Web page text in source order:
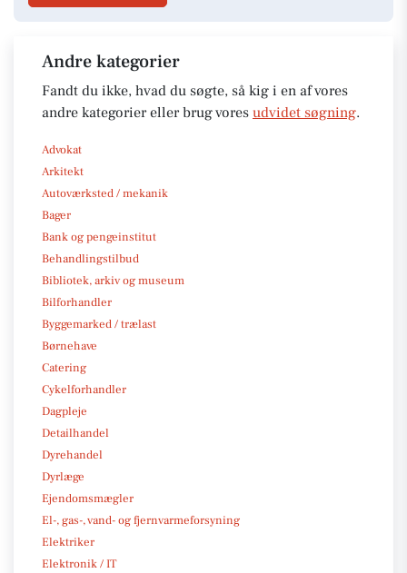
Andre kategorier
Fandt du ikke, hvad du søgte, så kig i en af vores
andre kategorier eller brug vores udvidet søgning.
Advokat
Arkitekt
Autoværksted / mekanik
Bager
Bank og pengeinstitut
Behandlingstilbud
Bibliotek, arkiv og museum
Bilforhandler
Byggemarked / trælast
Børnehave
Catering
Cykelforhandler
Dagpleje
Detailhandel
Dyrehandel
Dyrlæge
Ejendomsmægler
El-, gas-, vand- og fjernvarmeforsyning
Elektriker
Elektronik / IT